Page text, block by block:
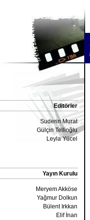
Editörler
Suderin Murat
Gülçin Tellioğlu
Leyla Yücel
Yayın Kurulu
Meryem Akköse
Yağmur Dolkun
Bülent Irkkan
Elif İnan